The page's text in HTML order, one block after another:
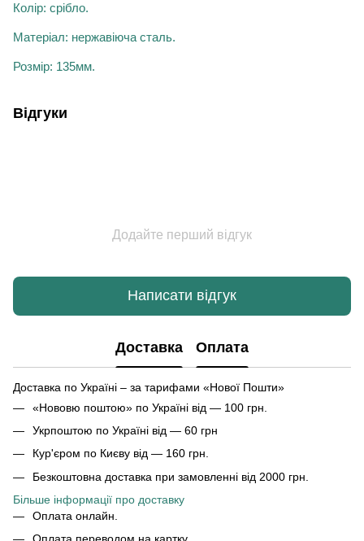
Колір: срібло.
Матеріал: нержавіюча сталь.
Розмір: 135мм.
Відгуки
Додайте перший відгук
Написати відгук
Доставка Оплата
Доставка по Україні – за тарифами «Нової Пошти»
«Нововю поштою» по Україні від — 100 грн.
Укрпоштою по Україні від — 60 грн
Кур'єром по Києву від — 160 грн.
Безкоштовна доставка при замовленні від 2000 грн.
Більше інформації про доставку
Оплата онлайн.